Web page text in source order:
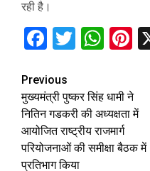
रही है।
Facebook
Twitter
Continue
Reading
Previous
मुख्यमंत्री पुष्कर सिंह धामी ने
नितिन गडकरी की अध्यक्षता में
आयोजित राष्ट्रीय राजमार्ग
परियोजनाओं की समीक्षा बैठक में
प्रतिभाग किया